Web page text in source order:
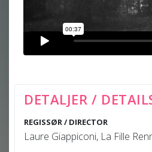
DETALJER /
REGISSØR / DIRECTOR
Laure Giappiconi, La Fille